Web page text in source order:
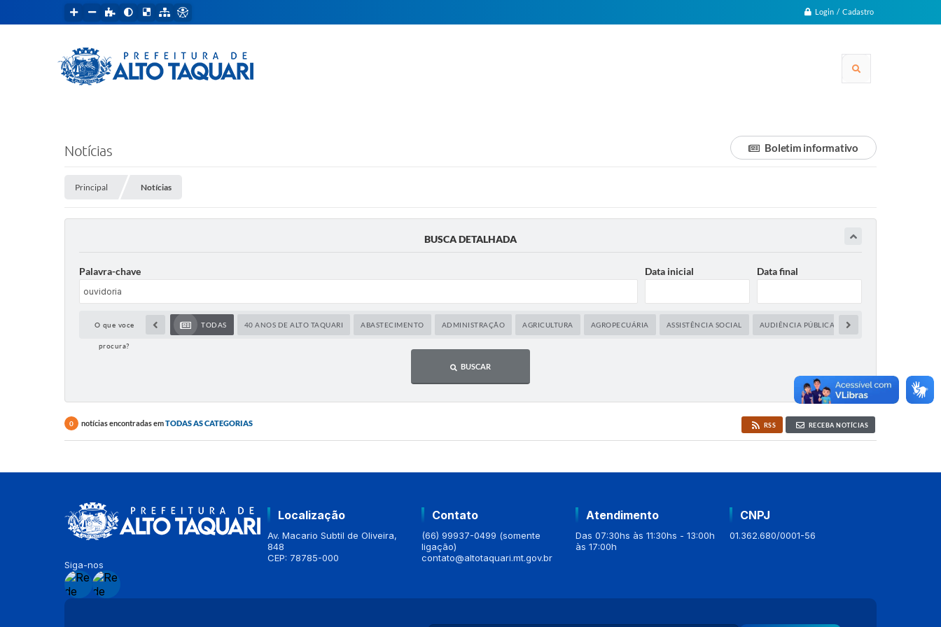
Login / Cadastro
Notícias Boletim informativo
Principal Notícias
BUSCA DETALHADA
Palavra-chave Data inicial Data final
O que voce
procura?
TODAS 40 ANOS DE ALTO TAQUARI ABASTECIMENTO ADMINISTRAÇÃO AGRICULTURA AGROPECUÁRIA ASSISTÊNCIA SOCIAL AUDIÊNCIA PÚBLICA
BUSCAR
0 notícias encontradas emTODAS AS CATEGORIAS RSS RECEBA NOTÍCIAS
Siga-nos
Localização
Av. Macario Subtil de Oliveira,
848
CEP: 78785-000
Contato
(66) 99937-0499 (somente
ligação)
contato@altotaquari.mt.gov.br
Atendimento
Das 07:30hs às 11:30hs - 13:00h
às 17:00h
CNPJ
01.362.680/0001-56